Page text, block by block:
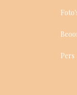
Pers